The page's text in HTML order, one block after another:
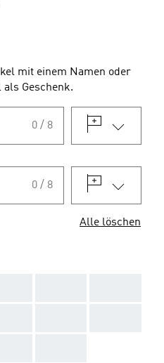
mit einem Namen oder
Geschenk.
0 / 8
0 / 8
Alle löschen